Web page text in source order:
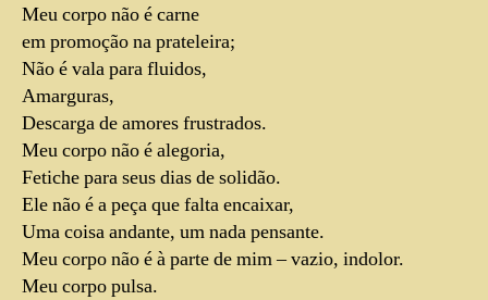
Meu corpo não é carne
em promoção na prateleira;
Não é vala para fluidos,
Amarguras,
Descarga de amores frustrados.
Meu corpo não é alegoria,
Fetiche para seus dias de solidão.
Ele não é a peça que falta encaixar,
Uma coisa andante, um nada pensante.
Meu corpo não é à parte de mim – vazio, indolor.
Meu corpo pulsa.